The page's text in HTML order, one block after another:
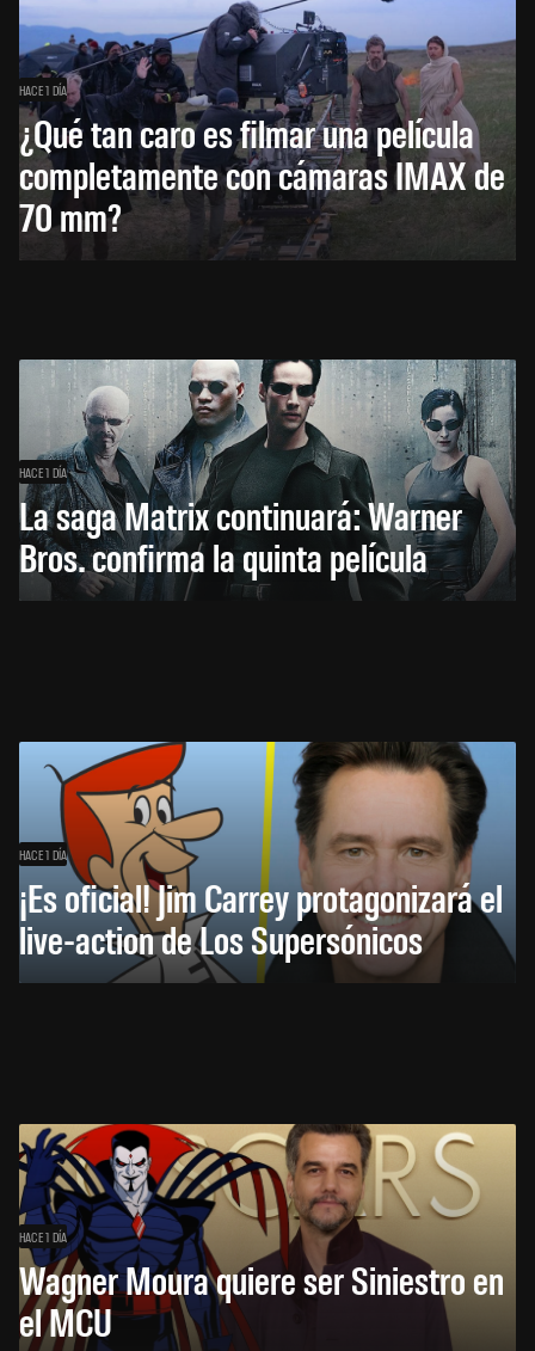
HACE 1 DÍA
¿Qué tan caro es filmar una película
completamente con cámaras IMAX de
70 mm?
HACE 1 DÍA
La saga Matrix continuará: Warner
Bros. confirma la quinta película
HACE 1 DÍA
¡Es oficial! Jim Carrey protagonizará el
live-action de Los Supersónicos
HACE 1 DÍA
Wagner Moura quiere ser Siniestro en
el MCU